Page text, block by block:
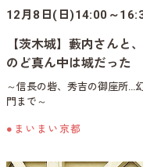
12月8日(日)14:00～
【茨木城】藪内さんと
のど真ん中は城だった
～信長の砦、秀吉の御座所…
門まで～
●まいまい京都